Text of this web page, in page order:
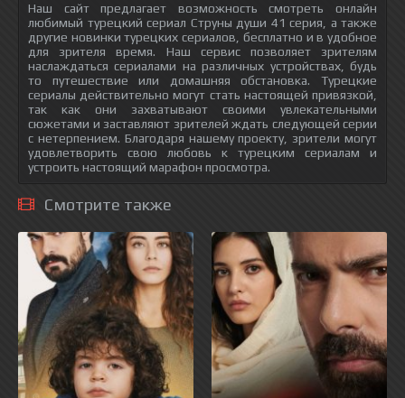
Наш сайт предлагает возможность смотреть онлайн
любимый турецкий сериал Струны души 41 серия, а также
другие новинки турецких сериалов, бесплатно и в удобное
для зрителя время. Наш сервис позволяет зрителям
наслаждаться сериалами на различных устройствах, будь
то путешествие или домашняя обстановка. Турецкие
сериалы действительно могут стать настоящей привязкой,
так как они захватывают своими увлекательными
сюжетами и заставляют зрителей ждать следующей серии
с нетерпением. Благодаря нашему проекту, зрители могут
удовлетворить свою любовь к турецким сериалам и
устроить настоящий марафон просмотра.
Смотрите также